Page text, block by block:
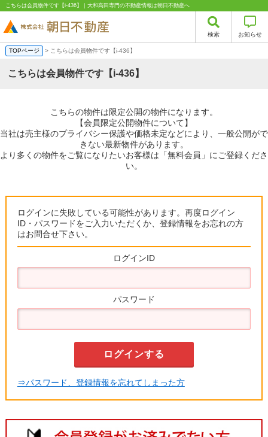
こちらは会員物件です【i-436】｜大和高田専門の不動産情報は朝日不動産へ
検索 お知らせ
TOPページ > こちらは会員物件です【i-436】
こちらは会員物件です【i-436】
こちらの物件は限定公開の物件になります。
【会員限定公開物件について】
当社は売主様のプライバシー保護や価格未定などにより、一般公開がで
きない最新物件があります。
より多くの物件をご覧になりたいお客様は「無料会員」にご登録くださ
い。
ログインに失敗している可能性があります。再度ログイン
ID・パスワードをご入力いただくか、登録情報をお忘れの方
はお問合せ下さい。
ログインID
パスワード
⇒パスワード、登録情報を忘れてしまった方